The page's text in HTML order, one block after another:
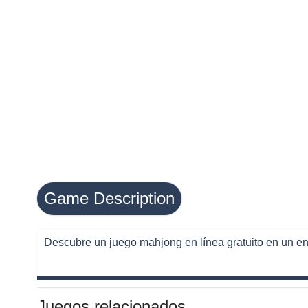
Game Description
Descubre un juego mahjong en línea gratuito en un